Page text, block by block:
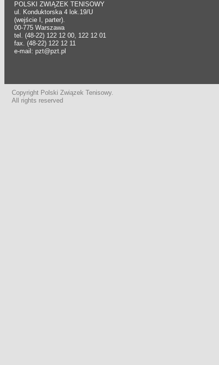
POLSKI ZWIĄZEK TENISOWY
ul. Konduktorska 4 lok.19/U
(wejście I, parter).
00-775 Warszawa
tel. (48-22) 122 12 00, 122 12 01
fax. (48-22) 122 12 11
e-mail: pzt@pzt.pl
Copyright Polski Związek Tenisowy.
All rights reserved